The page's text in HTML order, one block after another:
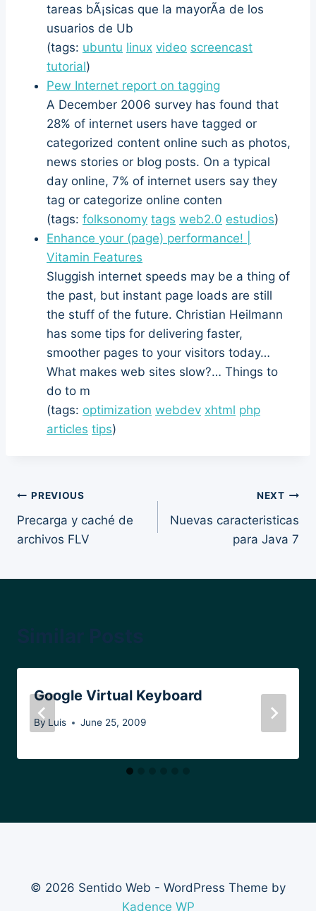
tareas bÃ¡sicas que la mayorÃ­a de los
usuarios de Ub
(tags: ubuntu linux video screencast
tutorial)
Pew Internet report on tagging
A December 2006 survey has found that
28% of internet users have tagged or
categorized content online such as photos,
news stories or blog posts. On a typical
day online, 7% of internet users say they
tag or categorize online conten
(tags: folksonomy tags web2.0 estudios)
Enhance your (page) performance! |
Vitamin Features
Sluggish internet speeds may be a thing of
the past, but instant page loads are still
the stuff of the future. Christian Heilmann
has some tips for delivering faster,
smoother pages to your visitors today…
What makes web sites slow?… Things to
do to m
(tags: optimization webdev xhtml php
articles tips)
Post
navigation
PREVIOUS
Precarga y caché de
archivos FLV
NEXT
Nuevas caracteristicas
para Java 7
Google Virtual Keyboard
By Luis June 25, 2009
© 2026 Sentido Web - WordPress Theme by
Kadence WP